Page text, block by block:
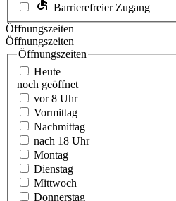
Barrierefreier Zugang
Öffnungszeiten
Öffnungszeiten
Öffnungszeiten
Heute
noch geöffnet
vor 8 Uhr
Vormittag
Nachmittag
nach 18 Uhr
Montag
Dienstag
Mittwoch
Donnerstag